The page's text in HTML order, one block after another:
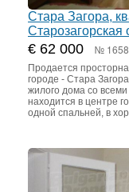
Стара Загора,
Старозагорская
€ 62 000 №
Продается
городе - Стара
жилого дома со
находится в центре
одной спальней, в